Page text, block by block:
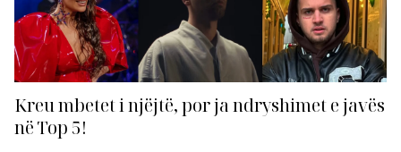
Kreu mbetet i njëjtë, por ja ndryshimet e javës
në Top 5!